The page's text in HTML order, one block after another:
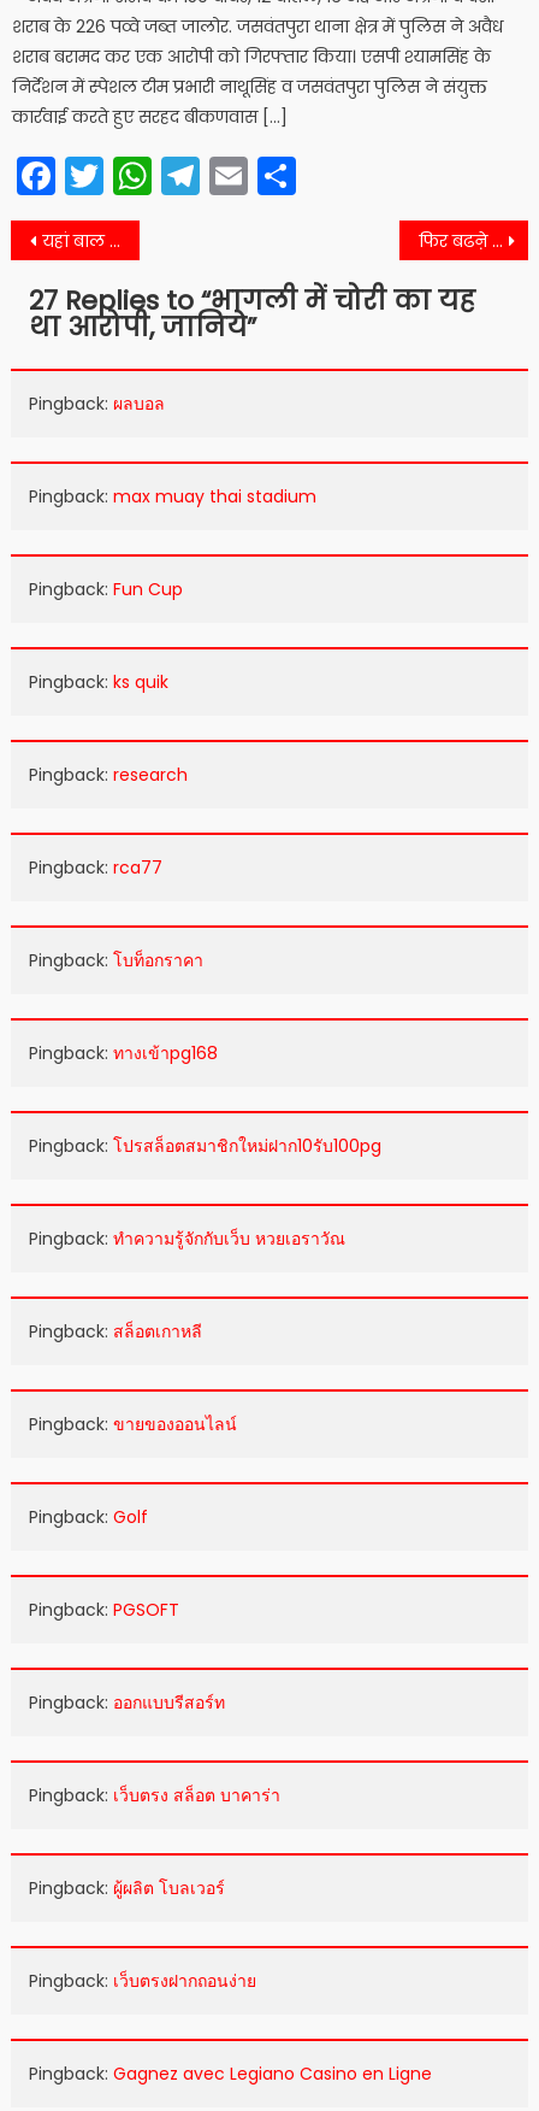
शराब के 226 पव्वे जब्त जालोर. जसवंतपुरा थाना क्षेत्र में पुलिस ने अवैध
शराब बरामद कर एक आरोपी को गिरफ्तार किया। एसपी श्यामसिंह के
निर्देशन में स्पेशल टीम प्रभारी नाथूसिंह व जसवंतपुरा पुलिस ने संयुक्त
कार्रवाई करते हुए सरहद बीकणवास […]
Facebook
Twitter
WhatsApp
Telegram
Email
Post
navigation
यहां बाल श्रमिक कर रहे थे काम, टीम ने की कार्रवाई मामले दर्ज फिर बढऩे लगा कोरोना का असर, अब ये हैं हालात
27 Replies to “भागली में चोरी का यह
था आरोपी, जानिये”
Pingback: ผลบอล
Pingback: max muay thai stadium
Pingback: Fun Cup
Pingback: ks quik
Pingback: research
Pingback: rca77
Pingback: โบท็อกราคา
Pingback: ทางเข้าpg168
Pingback: โปรสล็อตสมาชิกใหม่ฝาก10รับ100pg
Pingback: ทำความรู้จักกับเว็บ หวยเอราวัณ
Pingback: สล็อตเกาหลี
Pingback: ขายของออนไลน์
Pingback: Golf
Pingback: PGSOFT
Pingback: ออกแบบรีสอร์ท
Pingback: เว็บตรง สล็อต บาคาร่า
Pingback: ผู้ผลิต โบลเวอร์
Pingback: เว็บตรงฝากถอนง่าย
Pingback: Gagnez avec Legiano Casino en Ligne